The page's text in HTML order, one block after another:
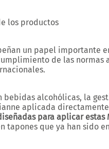
los productos
un papel importante
de las normas
bebidas alcohólicas, la
aplicada directamente
para aplicar estas
tapones que ya han sido